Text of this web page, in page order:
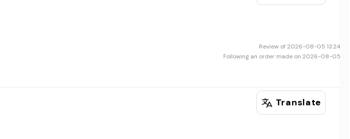
Review of 2026-08-05 13:24
Following an order made on 2026-08-05
Translate